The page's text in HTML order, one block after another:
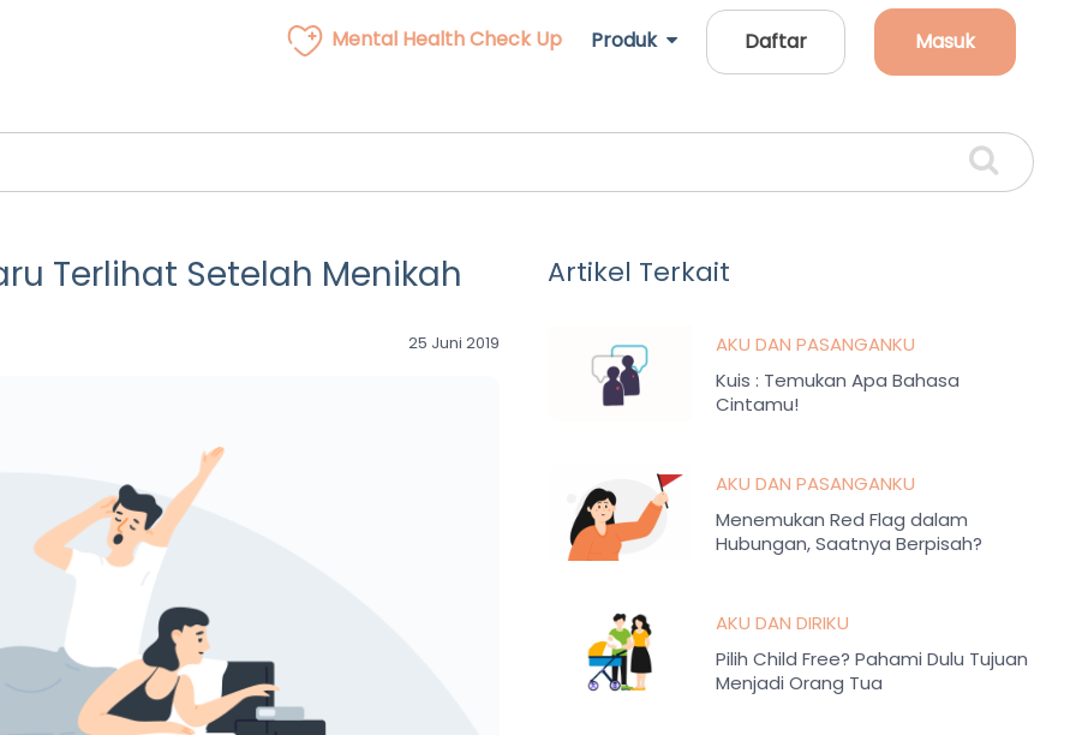
Mental Health Check Up Produk Daftar Masuk
Terlihat Setelah Menikah
25 Juni 2019
Artikel Terkait
AKU DAN PASANGANKU
Kuis : Temukan Apa Bahasa
Cintamu!
AKU DAN PASANGANKU
Menemukan Red Flag dalam
Hubungan, Saatnya Berpisah?
AKU DAN DIRIKU
Pilih Child Free? Pahami Dulu Tujuan
Menjadi Orang Tua